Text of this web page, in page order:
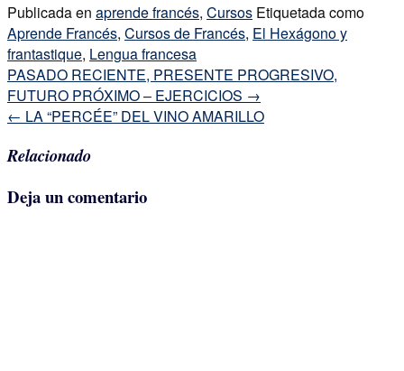
Publicada en aprende francés, Cursos Etiquetada como
Aprende Francés, Cursos de Francés, El Hexágono y
frantastique, Lengua francesa
Navegación
de
la
PASADO RECIENTE, PRESENTE PROGRESIVO,
FUTURO PRÓXIMO – EJERCICIOS →
← LA “PERCÉE” DEL VINO AMARILLO
Relacionado
Deja un comentario